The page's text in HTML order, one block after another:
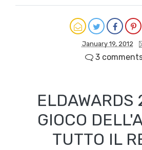
January 19, 2012
3
ELDAWARDS
GIOCO
TUTTO IL